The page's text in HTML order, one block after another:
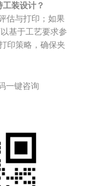
装设计？
估与打印；如果
基于工艺要求参
印策略，确保夹
一键咨询